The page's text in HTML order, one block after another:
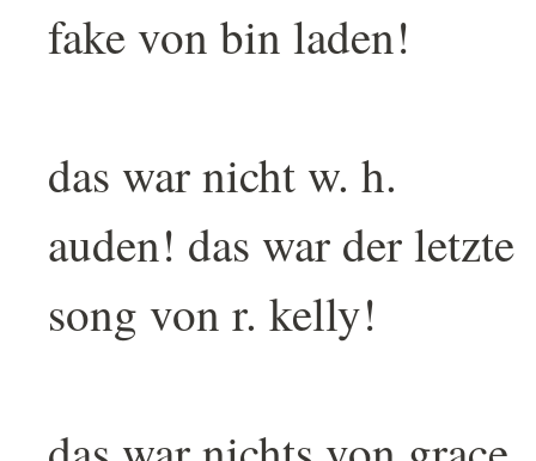
fake von bin laden!
das war nicht w. h.
auden! das war der letzte
song von r. kelly!